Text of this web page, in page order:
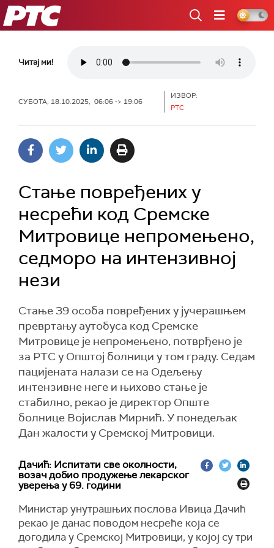
РТС
Читај ми!
СУБОТА, 18.10.2025, 06:06 -> 19:06
ИЗВОР:
РТС
Стање повређених у
несрећи код Сремске
Митровице непромењено,
седморо на интензивној
нези
Стање 39 особа повређених у јучерашњем
превртању аутобуса код Сремске
Митровице је непромењено, потврђено је
за РТС у Општој болници у том граду. Седам
пацијената налази се на Одељењу
интензивне неге и њихово стање је
стабилно, рекао је директор Опште
болнице Војислав Мирнић. У понедељак
Дан жалости у Сремској Митровици.
Дачић: Испитати све околности,
возач добио продужење лекарског
уверења у 69. години
Министар унутрашњих послова Ивица Дачић
рекао је данас поводом несреће која се
догодила у Сремској Митровици, у којој су три